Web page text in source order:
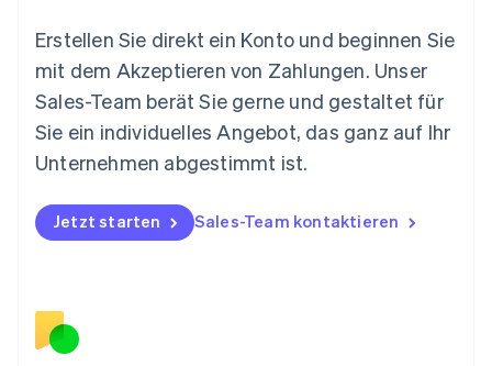
Erstellen Sie direkt ein Konto und beginnen Sie
mit dem Akzeptieren von Zahlungen. Unser
Sales-Team berät Sie gerne und gestaltet für
Sie ein individuelles Angebot, das ganz auf Ihr
Unternehmen abgestimmt ist.
Jetzt starten Sales-Team kontaktieren
English
Niederlande
Nederlands English
Norwegen
English
Österreich
Polen
English
Portugal
Schweden
Svenska